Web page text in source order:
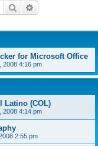
Rechercher
for Microsoft Office
2008 4:16 pm
Latino (COL)
2008 4:14 pm
2:55 pm